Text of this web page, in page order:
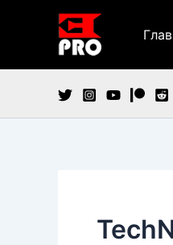
содержимому